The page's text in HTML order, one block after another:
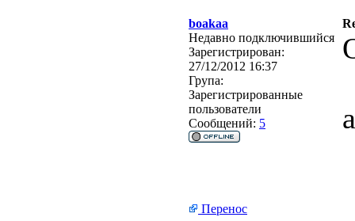
boakaa
Недавно подключившийся
Зарегистрирован:
27/12/2012 16:37
Група:
Зарегистрированные
пользователи
Сообщений: 5
Перенос